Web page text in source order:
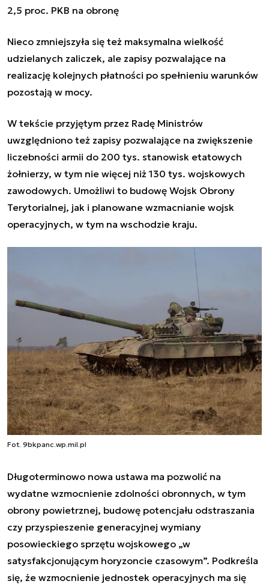
2,5 proc. PKB na obronę
Nieco zmniejszyła się też maksymalna wielkość
udzielanych zaliczek, ale zapisy pozwalające na
realizację kolejnych płatności po spełnieniu warunków
pozostają w mocy.
W tekście przyjętym przez Radę Ministrów
uwzględniono też zapisy pozwalające na zwiększenie
liczebności armii do 200 tys. stanowisk etatowych
żołnierzy, w tym nie więcej niż 130 tys. wojskowych
zawodowych. Umożliwi to budowę Wojsk Obrony
Terytorialnej, jak i planowane wzmacnianie wojsk
operacyjnych, w tym na wschodzie kraju.
Fot. 9bkpanc.wp.mil.pl
Długoterminowo nowa ustawa ma pozwolić na
wydatne wzmocnienie zdolności obronnych, w tym
obrony powietrznej, budowę potencjału odstraszania
czy przyspieszenie generacyjnej wymiany
posowieckiego sprzętu wojskowego „w
satysfakcjonującym horyzoncie czasowym”. Podkreśla
się, że wzmocnienie jednostek operacyjnych ma się